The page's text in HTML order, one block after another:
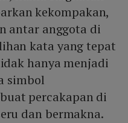
kekompakan,
antar anggota di
kata yang tepat
hanya menjadi
simbol
percakapan di
dan bermakna.